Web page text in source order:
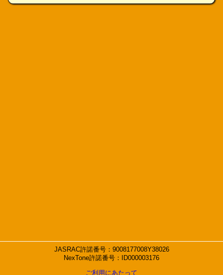
JASRAC許諾番号：9008177008Y38026
NexTone許諾番号：ID000003176
ご利用にあたって